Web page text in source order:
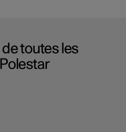
de toutes les